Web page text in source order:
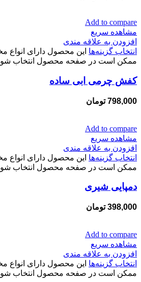
Add to compare
مشاهده سریع
افزودن به علاقه مندی
انتخاب گزینه‌ها این محصول دارای انواع
ممکن است در صفحه محصول انتخاب
کفش چرمی ابی ساده
798,000 تومان
Add to compare
مشاهده سریع
افزودن به علاقه مندی
انتخاب گزینه‌ها این محصول دارای انواع
ممکن است در صفحه محصول انتخاب
دمپایی شیری
398,000 تومان
Add to compare
مشاهده سریع
افزودن به علاقه مندی
انتخاب گزینه‌ها این محصول دارای انواع
ممکن است در صفحه محصول انتخاب